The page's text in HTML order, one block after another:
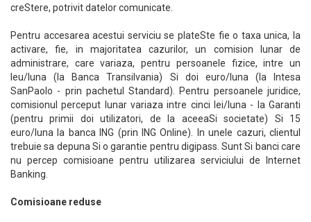
creStere, potrivit datelor comunicate.
Pentru accesarea acestui serviciu se plateSte fie o taxa unica, la
activare, fie, in majoritatea cazurilor, un comision lunar de
administrare, care variaza, pentru persoanele fizice, intre un
leu/luna (la Banca Transilvania) Si doi euro/luna (la Intesa
SanPaolo - prin pachetul Standard). Pentru persoanele juridice,
comisionul perceput lunar variaza intre cinci lei/luna - la Garanti
(pentru primii doi utilizatori, de la aceeaSi societate) Si 15
euro/luna la banca ING (prin ING Online). In unele cazuri, clientul
trebuie sa depuna Si o garantie pentru digipass. Sunt Si banci care
nu percep comisioane pentru utilizarea serviciului de Internet
Banking.
Comisioane reduse